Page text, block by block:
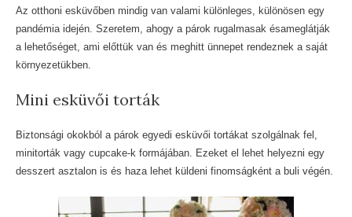
Az otthoni esküvőben mindig van valami különleges, különösen egy
pandémia idején. Szeretem, ahogy a párok rugalmasak ésameglátják
a lehetőséget, ami előttük van és meghitt ünnepet rendeznek a saját
környezetükben.
Mini esküvői torták
Biztonsági okokból a párok egyedi esküvői tortákat szolgálnak fel,
minitorták vagy cupcake-k formájában. Ezeket el lehet helyezni egy
desszert asztalon is és haza lehet küldeni finomságként a buli végén.